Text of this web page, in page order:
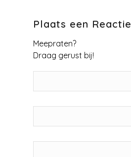
Plaats een Reactie
Meepraten?
Draag gerust bij!